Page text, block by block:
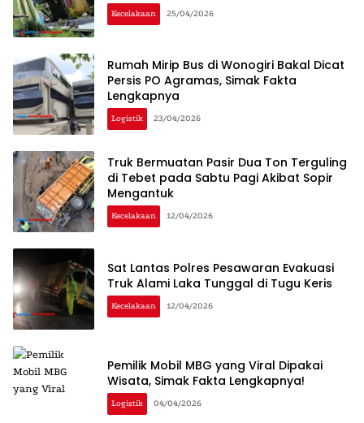
Kecelakaan 25/04/2026
Rumah Mirip Bus di Wonogiri Bakal Dicat
Persis PO Agramas, Simak Fakta
Lengkapnya
Logistik 23/04/2026
Truk Bermuatan Pasir Dua Ton Terguling
di Tebet pada Sabtu Pagi Akibat Sopir
Mengantuk
Kecelakaan 12/04/2026
Sat Lantas Polres Pesawaran Evakuasi
Truk Alami Laka Tunggal di Tugu Keris
Kecelakaan 12/04/2026
Pemilik Mobil MBG yang Viral Dipakai
Wisata, Simak Fakta Lengkapnya!
Logistik 04/04/2026